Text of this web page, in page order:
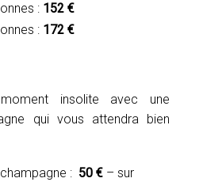
: 152 €
: 172 €
insolite avec une
qui vous attendra bien
: 50 € – sur